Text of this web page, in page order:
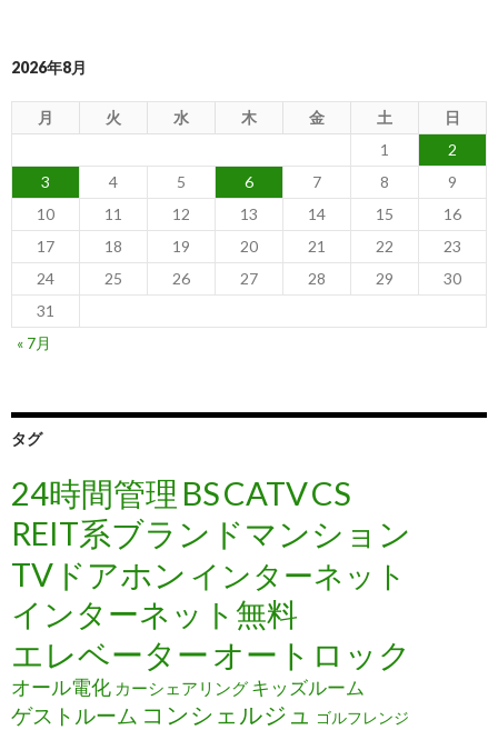
2026年8月
月 火 水 木 金 土
日
1
2
3
4 5 6 7 8
9
10
11 12 13 14 15
16
17
18 19 20 21 22
23
24
25 26 27 28 29
30
31
« 7月
タグ
24時間管理 BSCATVCS
REIT系ブランドマンション
TVドアホン インターネット
インターネット無料
エレベーター オートロック
オール電化 カーシェアリング キッズルーム
ゲストルーム コンシェルジュ ゴルフレンジ